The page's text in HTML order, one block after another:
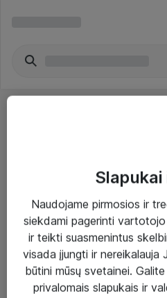
Paslaugos
Sprendimai
Įgyvendinti projektai
Slapukai
Naudojame pirmosios ir
siekdami pagerinti
ir teikti suasmenintus
visada įjungti ir nereikalauja
būtini mūsų svetainei.
privalomais slapukais ir